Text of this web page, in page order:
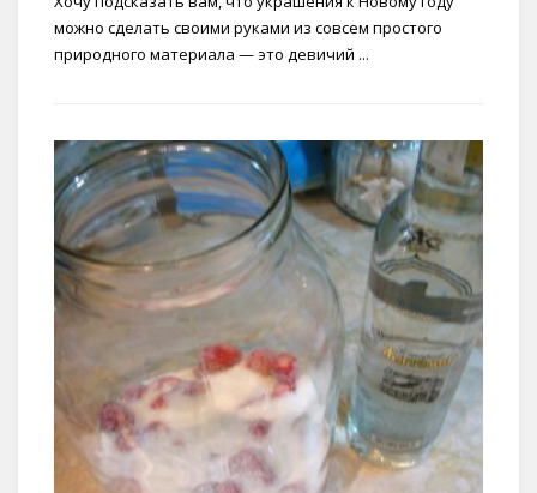
можно сделать своими руками из совсем простого
природного материала — это девичий ...